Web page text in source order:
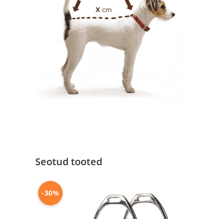
Seotud tooted
-30%